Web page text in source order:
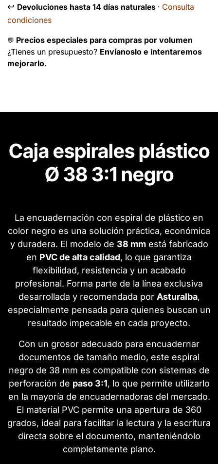
↩️ Devoluciones hasta 14 días naturales · Consulta
condiciones
💬 Precios especiales para compras por volumen
¿Tienes un presupuesto? Envíanoslo e intentaremos
mejorarlo.
Caja espirales plástico
Ø 38 3:1 negro
La encuadernación con espiral de plástico en
color negro es una solución práctica, económica
y duradera. El modelo de 38 mmestá fabricado
en PVC de alta calidad, lo que garantiza
flexibilidad, resistencia y un acabado
profesional. Forma parte de la línea exclusiva
desarrollada y recomendada por Asturalba,
especialmente pensada para quienes buscan un
resultado impecable en cada proyecto.
Con un grosor adecuado para encuadernar
documentos de tamaño medio, este espiral
negro de 38 mm es compatible con sistemas de
perforación de paso 3:1, lo que permite utilizarlo
en la mayoría de encuadernadoras del mercado.
El material PVC permite una apertura de 360
grados, ideal para facilitar la lectura y la escritura
directa sobre el documento, manteniéndolo
completamente plano.